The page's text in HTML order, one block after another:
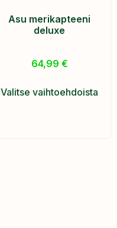
Asu merikapteeni
deluxe
64,99 €
Valitse vaihtoehdoista